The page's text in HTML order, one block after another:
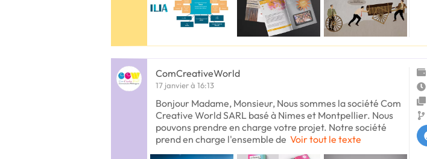
ComCreativeWorld
17 janvier à 16:13
Bonjour Madame, Monsieur, Nous sommes la société Com
Creative World SARL basé à Nimes et Montpellier. Nous
pouvons prendre en charge votre projet. Notre société
prend en charge l'ensemble de Voir tout le texte